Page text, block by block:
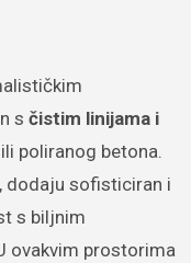
s čistim linijama i
poliranog betona.
dodaju sofisticiran i
s biljnim
ovakvim prostorima